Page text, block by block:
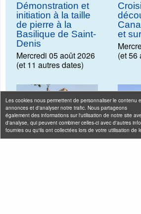
Les cookies nous permettent de personnaliser le contenu
annonces et d'analyser notre trafic. Nous partageons
également des informations sur l'utilisation de notre site
d'analyse, qui peuvent combiner celles-ci avec d'autres
fournies ou qu'ils ont collectées lors de votre utilisation de
Démonstration et
initiation à la taille
de pierre à la
Basilique de Saint-
Denis
Mercredi 05 août 2026
(et 11 autres dates)
et
(et 56